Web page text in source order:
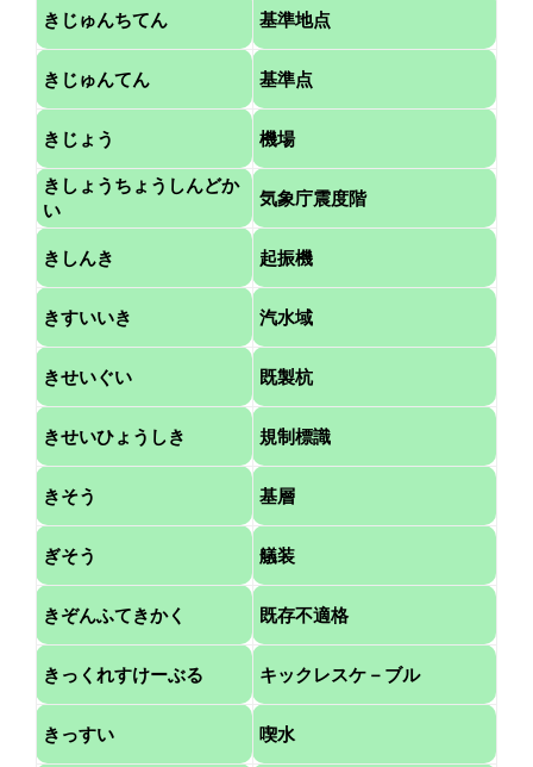
きじゅんちてん 基準地点
きじゅんてん 基準点
きじょう
機場
きしょうちょうしんどか
い
気象庁震度階
きしんき 起振機
きすいいき 汽水域
きせいぐい 既製杭
きせいひょうしき 規制標識
きそう 基層
ぎそう 艤装
きぞんふてきかく 既存不適格
きっくれすけーぶる キックレスケ－ブル
きっすい 喫水